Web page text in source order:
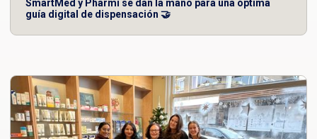
SmartMed y Pharmi se dan la mano para una óptima
guía digital de dispensación 🤝